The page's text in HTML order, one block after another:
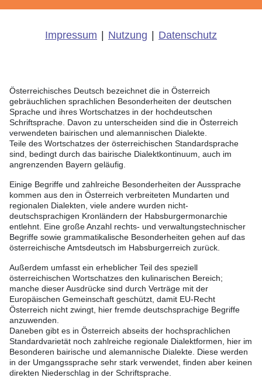
Impressum Nutzung Datenschutz
Österreichisches Deutsch bezeichnet die in Österreich
gebräuchlichen sprachlichen Besonderheiten der deutschen
Sprache und ihres Wortschatzes in der hochdeutschen
Schriftsprache. Davon zu unterscheiden sind die in Österreich
verwendeten bairischen und alemannischen Dialekte.
Teile des Wortschatzes der österreichischen Standardsprache
sind, bedingt durch das bairische Dialektkontinuum, auch im
angrenzenden Bayern geläufig.
Einige Begriffe und zahlreiche Besonderheiten der Aussprache
kommen aus den in Österreich verbreiteten Mundarten und
regionalen Dialekten, viele andere wurden nicht-
deutschsprachigen Kronländern der Habsburgermonarchie
entlehnt. Eine große Anzahl rechts- und verwaltungstechnischer
Begriffe sowie grammatikalische Besonderheiten gehen auf das
österreichische Amtsdeutsch im Habsburgerreich zurück.
Außerdem umfasst ein erheblicher Teil des speziell
österreichischen Wortschatzes den kulinarischen Bereich;
manche dieser Ausdrücke sind durch Verträge mit der
Europäischen Gemeinschaft geschützt, damit EU-Recht
Österreich nicht zwingt, hier fremde deutschsprachige Begriffe
anzuwenden.
Daneben gibt es in Österreich abseits der hochsprachlichen
Standardvarietät noch zahlreiche regionale Dialektformen, hier im
Besonderen bairische und alemannische Dialekte. Diese werden
in der Umgangssprache sehr stark verwendet, finden aber keinen
direkten Niederschlag in der Schriftsprache.